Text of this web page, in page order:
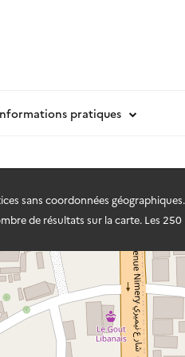
pratiques
sans coordonnées géographiques.
de résultats sur la carte. Les